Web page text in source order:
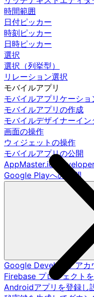
時間範囲
日付ピッカー
時刻ピッカー
日時ピッカー
選択
選択（列挙型）
リレーション選択
モバイルアプリ
モバイルアプリケーシ
モバイルアプリの作成
モバイルデザイナーイン
画面の操作
ウィジェットの操作
モバイルアプリの公開
AppMaster.io
Google Playへの公開
Google Developer アカ
Firebase プロジェクト
Androidアプリを登録し